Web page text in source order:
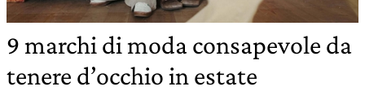
9 marchi di moda consapevole da
tenere d’occhio in estate